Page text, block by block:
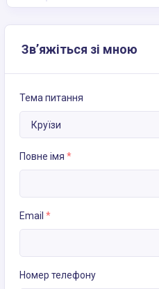
Зв’яжіться зі мною
Тема питання
Повне імя *
Email *
Номер телефону